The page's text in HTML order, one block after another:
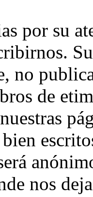
por su
no
de
nos